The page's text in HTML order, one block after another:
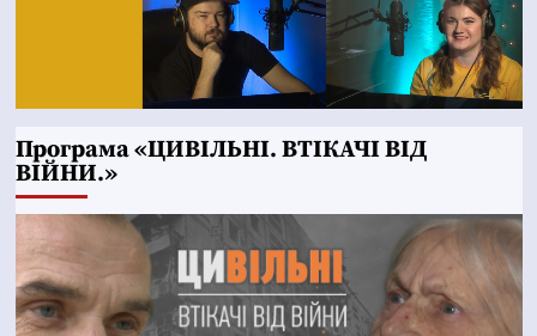
Програма «ЦИВІЛЬНІ. ВТІКАЧІ ВІД
ВІЙНИ.»